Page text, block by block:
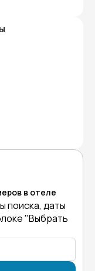
в отеле
поиска, даты
"Выбрать